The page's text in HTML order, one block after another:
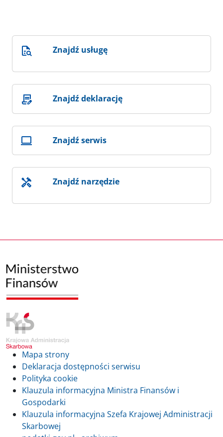
Znajdź usługę
Znajdź deklarację
Znajdź serwis
Znajdź narzędzie
Mapa strony
Deklaracja dostępności serwisu
Polityka cookie
Klauzula informacyjna Ministra Finansów i
Gospodarki
Klauzula informacyjna Szefa Krajowej Administracji
Skarbowej